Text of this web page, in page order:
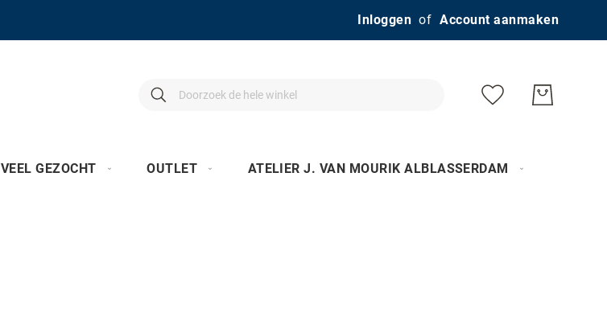
Ga
Inloggen Account aanmaken
Search
Search
VEEL GEZOCHT OUTLET ATELIER J. VAN MOURIK ALBLASSERDAM